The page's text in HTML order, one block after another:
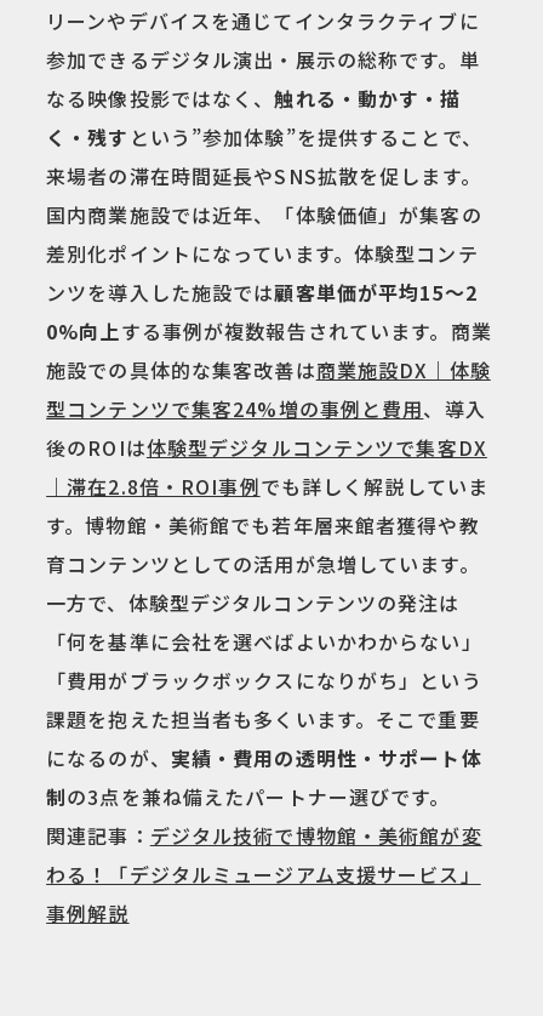
リーンやデバイスを通じてインタラクティブに
参加できるデジタル演出・展示の総称です。単
なる映像投影ではなく、触れる・動かす・描
く・残す という”参加体験”を提供することで、
来場者の滞在時間延長やSNS拡散を促します。
国内商業施設では近年、「体験価値」が集客の
差別化ポイントになっています。体験型コンテ
ンツを導入した施設では顧客単価が平均15〜2
0%向上する事例が複数報告されています。商業
施設での具体的な集客改善は商業施設DX｜体験
型コンテンツで集客24%増の事例と費用、導入
後のROIは体験型デジタルコンテンツで集客DX
｜滞在2.8倍・ROI事例でも詳しく解説していま
す。博物館・美術館でも若年層来館者獲得や教
育コンテンツとしての活用が急増しています。
一方で、体験型デジタルコンテンツの発注は
「何を基準に会社を選べばよいかわからない」
「費用がブラックボックスになりがち」という
課題を抱えた担当者も多くいます。そこで重要
になるのが、 実績・費用の透明性・サポート体
制の3点を兼ね備えたパートナー選びです。
関連記事： デジタル技術で博物館・美術館が変
わる！「デジタルミュージアム支援サービス」
事例解説